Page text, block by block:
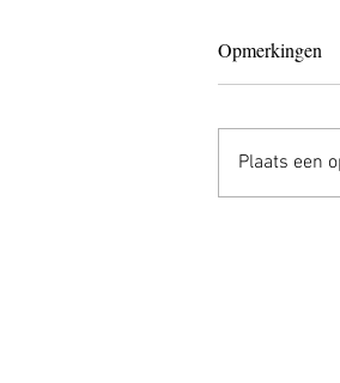
Opmerkingen
Plaats een